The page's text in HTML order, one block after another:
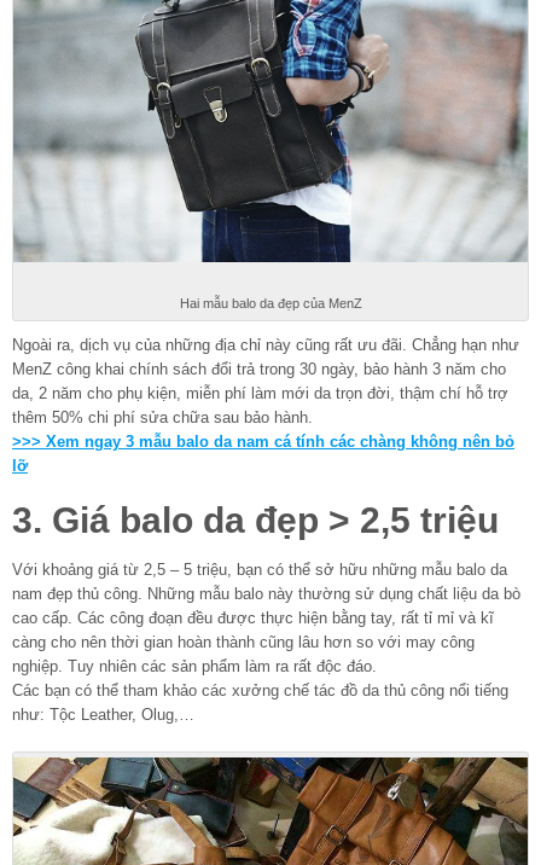
Hai mẫu balo da đẹp của MenZ
Ngoài ra, dịch vụ của những địa chỉ này cũng rất ưu đãi. Chẳng hạn như
MenZ công khai chính sách đổi trả trong 30 ngày, bảo hành 3 năm cho
da, 2 năm cho phụ kiện, miễn phí làm mới da trọn đời, thậm chí hỗ trợ
thêm 50% chi phí sửa chữa sau bảo hành.
>>> Xem ngay 3 mẫu balo da nam cá tính các chàng không nên bỏ
lỡ
3. Giá balo da đẹp > 2,5 triệu
Với khoảng giá từ 2,5 – 5 triệu, bạn có thể sở hữu những mẫu balo da
nam đẹp thủ công. Những mẫu balo này thường sử dụng chất liệu da bò
cao cấp. Các công đoạn đều được thực hiện bằng tay, rất tỉ mỉ và kĩ
càng cho nên thời gian hoàn thành cũng lâu hơn so với may công
nghiệp. Tuy nhiên các sản phẩm làm ra rất độc đáo.
Các bạn có thể tham khảo các xưởng chế tác đồ da thủ công nổi tiếng
như: Tộc Leather, Olug,…